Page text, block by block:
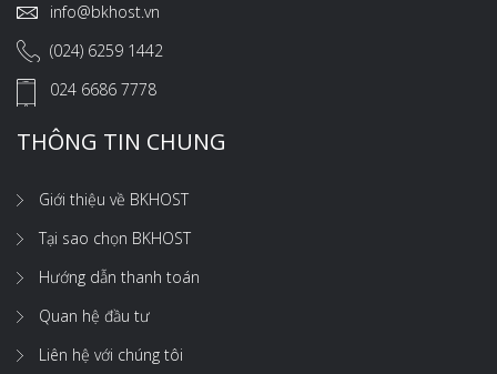
info@bkhost.vn
(024) 6259 1442
024 6686 7778
THÔNG TIN CHUNG
Giới thiệu về BKHOST
Tại sao chọn BKHOST
Hướng dẫn thanh toán
Quan hệ đầu tư
Liên hệ với chúng tôi